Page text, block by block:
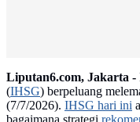
Liputan6.com, Jakarta -
(IHSG) berpeluang
(7/7/2026). IHSG hari ini